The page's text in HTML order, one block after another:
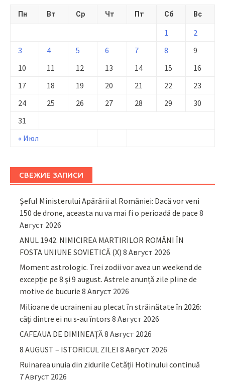
Пн Вт Ср Чт Пт Сб Вс
« Июл
1
2
3
4 5 6 7 8
9
10
11 12 13 14 15
16
17
18 19 20 21 22
23
24
25 26 27 28 29
30
31
СВЕЖИЕ ЗАПИСИ
Șeful Ministerului Apărării al României: Dacă vor veni
150 de drone, aceasta nu va mai fi o perioadă de pace 8
Август 2026
ANUL 1942. NIMICIREA MARTIRILOR ROMÂNI ÎN
FOSTA UNIUNE SOVIETICĂ (X) 8 Август 2026
Moment astrologic. Trei zodii vor avea un weekend de
excepție pe 8 și 9 august. Astrele anunță zile pline de
motive de bucurie 8 Август 2026
Milioane de ucraineni au plecat în străinătate în 2026:
câți dintre ei nu s-au întors 8 Август 2026
CAFEAUA DE DIMINEAȚĂ8 Август 2026
8 AUGUST – ISTORICUL ZILEI 8 Август 2026
Ruinarea unuia din zidurile Cetății Hotinului continuă
7 Август 2026